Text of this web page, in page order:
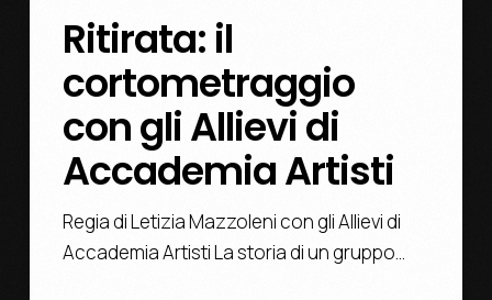
Ritirata: il
cortometraggio
con gli Allievi di
Accademia Artisti
Regia di Letizia Mazzoleni con gli Allievi di
Accademia Artisti La storia di un gruppo…